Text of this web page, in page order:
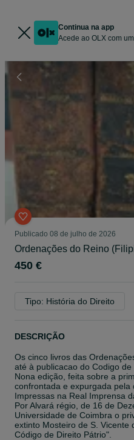
Continua na app
Acede ao OLX com
Publicado 08 de julho de 2026
Ordenações do Reino
450 €
Tipo: História do Direito
DESCRIÇÃO
Os cinco livros das
até à publicacao do Codigo
Nona edição, feita sobre a
confrontada e expurgada pela
Impressas na Real Imprensa
Por Alvará régio, de 16 de
Universidade de Coimbra o
extinto Mosteiro de S. Vicente
Código de Direito Pátrio".